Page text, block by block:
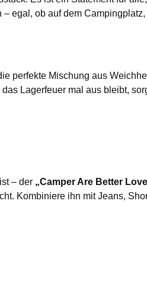
egal, ob auf dem
perfekte Mischung aus
Lagerfeuer mal aus bleibt,
– der „Camper Are Better
Kombiniere ihn mit Jeans,